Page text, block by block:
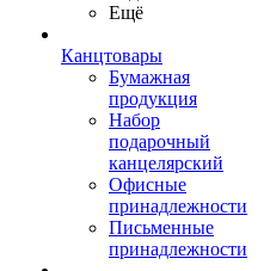
Ещё
Канцтовары
Бумажная
продукция
Набор
подарочный
канцелярский
Офисные
принадлежности
Письменные
принадлежности